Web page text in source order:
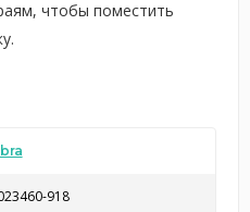
чтобы поместить
918